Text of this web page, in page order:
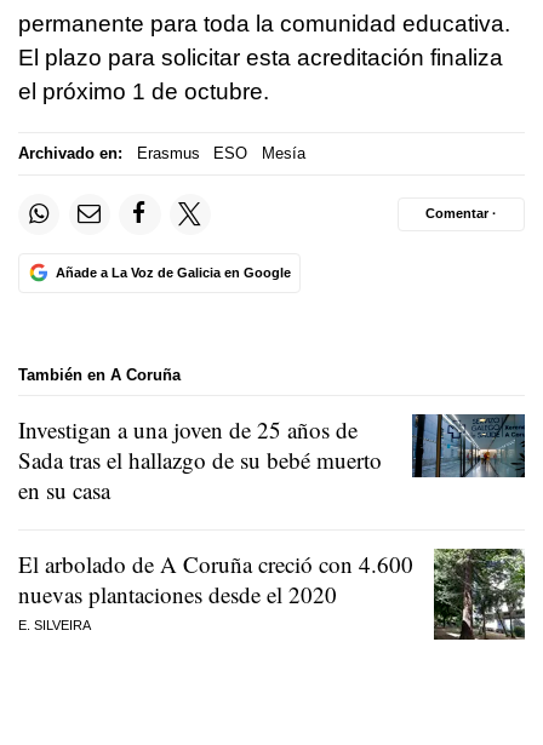
permanente para toda la comunidad educativa.
El plazo para solicitar esta acreditación finaliza
el próximo 1 de octubre.
Archivado en: Erasmus ESO Mesía
Añade a La Voz de Galicia en Google
Comentar ·
También en A Coruña
Investigan a una joven de 25 años de
Sada tras el hallazgo de su bebé muerto
en su casa
El arbolado de A Coruña creció con 4.600
nuevas plantaciones desde el 2020
E. SILVEIRA